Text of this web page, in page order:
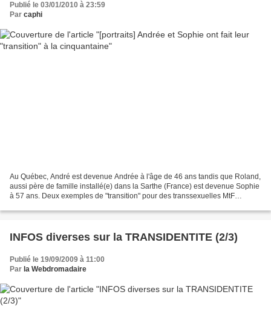
Publié le 03/01/2010 à 23:59
Par caphi
Au Québec, André est devenue Andrée à l'âge de 46 ans tandis que Roland,
aussi père de famille installé(e) dans la Sarthe (France) est devenue Sophie
à 57 ans. Deux exemples de "transition" pour des transsexuelles MtF
INFOS diverses sur la TRANSIDENTITE (2/3)
Publié le 19/09/2009 à 11:00
Par la Webdromadaire